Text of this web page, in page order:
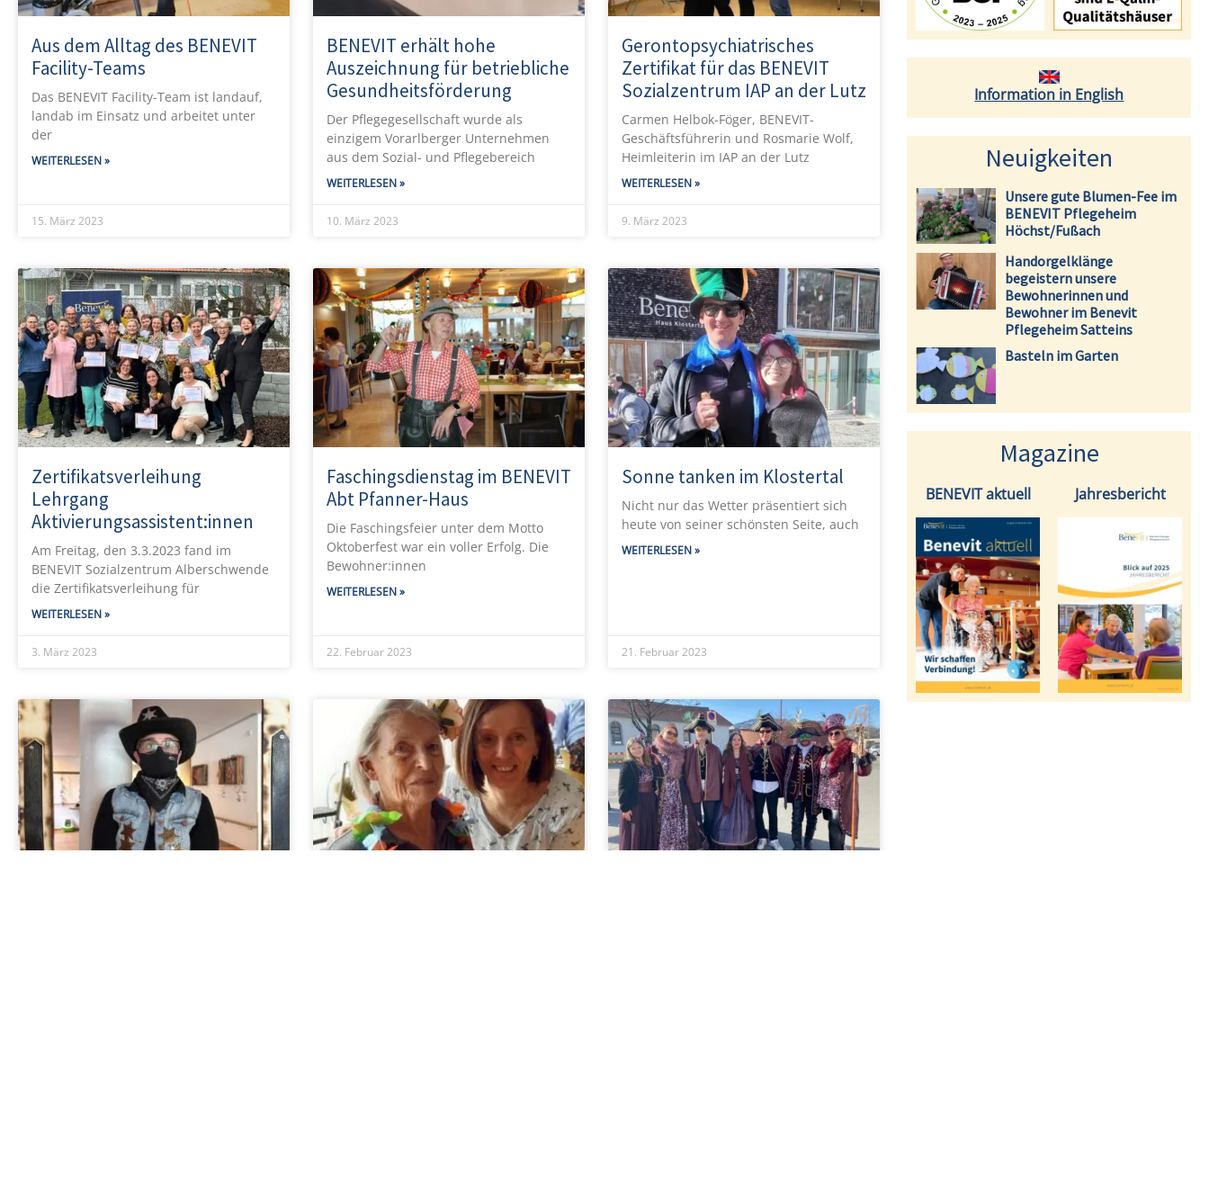
Aus dem Alltag des BENEVIT
Facility-Teams
Das BENEVIT Facility-Team ist landauf,
landab im Einsatz und arbeitet unter
der
WEITERLESEN »
15. März 2023
BENEVIT erhält hohe
Auszeichnung für betriebliche
Gesundheitsförderung
Der Pflegegesellschaft wurde als
einzigem Vorarlberger Unternehmen
aus dem Sozial- und Pflegebereich
WEITERLESEN »
10. März 2023
Gerontopsychiatrisches
Zertifikat für das BENEVIT
Sozialzentrum IAP an der Lutz
Carmen Helbok-Föger, BENEVIT-
Geschäftsführerin und Rosmarie Wolf,
Heimleiterin im IAP an der Lutz
WEITERLESEN »
9. März 2023
Zertifikatsverleihung
Lehrgang
Aktivierungsassistent:innen
Am Freitag, den 3.3.2023 fand im
BENEVIT Sozialzentrum Alberschwende
die Zertifikatsverleihung für
WEITERLESEN »
3. März 2023
Faschingsdienstag im BENEVIT
Abt Pfanner-Haus
Die Faschingsfeier unter dem Motto
Oktoberfest war ein voller Erfolg. Die
Bewohner:innen
WEITERLESEN »
22. Februar 2023
Sonne tanken im Klostertal
Nicht nur das Wetter präsentiert sich
heute von seiner schönsten Seite, auch
WEITERLESEN »
21. Februar 2023
Information in English
Neuigkeiten
Unsere gute Blumen-Fee im
BENEVIT Pflegeheim
Höchst/Fußach
Handorgelklänge
begeistern unsere
Bewohnerinnen und
Bewohner im Benevit
Pflegeheim Satteins
Basteln im Garten
Magazine
BENEVIT aktuell Jahresbericht